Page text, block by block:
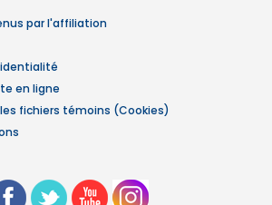
par l'affiliation
en ligne
fichiers témoins (Cookies)